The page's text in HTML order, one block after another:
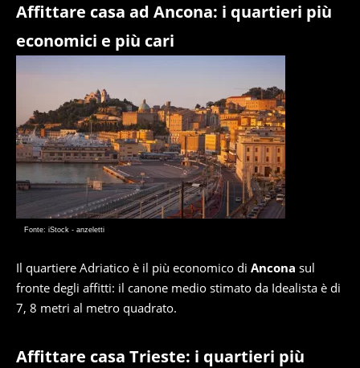
Affittare casa ad Ancona: i quartieri più
economici e più cari
Fonte: iStock - anzeletti
Il quartiere Adriatico è il più economico di Ancona sul
fronte degli affitti: il canone medio stimato da Idealista è di
7, 8 metri al metro quadrato.
Affittare casa Trieste: i quartieri più